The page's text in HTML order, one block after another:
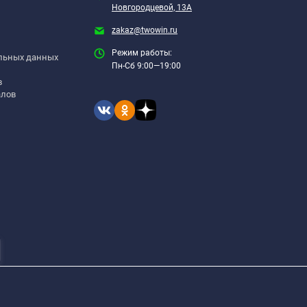
данных
Новгородцевой, 13А
zakaz@twowin.ru
Режим работы:
Пн-Сб 9:00—19:00